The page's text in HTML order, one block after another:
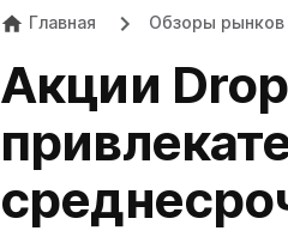
Главная Обзоры рынков
Акции